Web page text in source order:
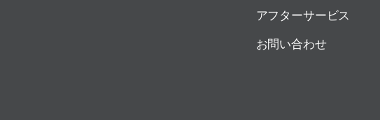
アフターサービス
お問い合わせ